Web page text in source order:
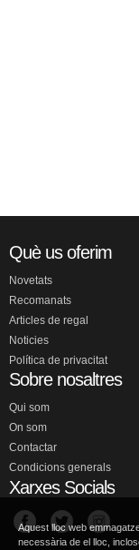
Què us oferim
Novetats
Recomanats
Articles de regal
Noticies
Política de privacitat
Sobre nosaltres
Qui som
On som
Contactar
Condicions generals
Xarxes Socials
Aquest lloc web
necessària de el lloc,